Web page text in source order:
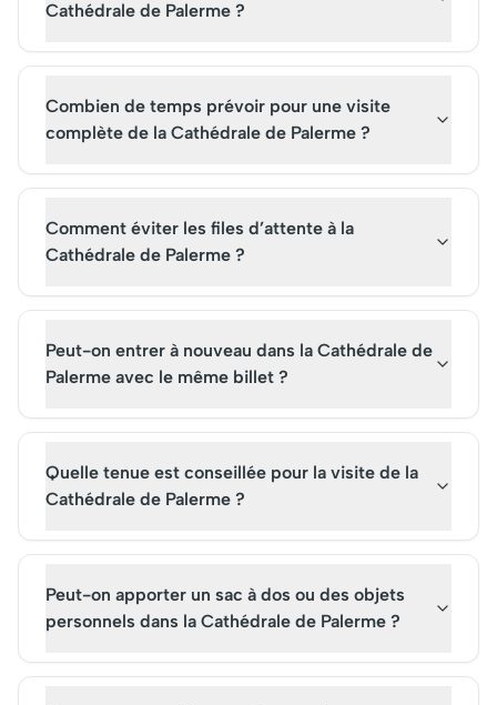
Cathédrale de Palerme ?
Combien de temps prévoir pour une visite
complète de la Cathédrale de Palerme ?
Comment éviter les files d’attente à la
Cathédrale de Palerme ?
Peut-on entrer à nouveau dans la Cathédrale de
Palerme avec le même billet ?
Quelle tenue est conseillée pour la visite de la
Cathédrale de Palerme ?
Peut-on apporter un sac à dos ou des objets
personnels dans la Cathédrale de Palerme ?